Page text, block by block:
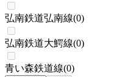
弘南鉄道弘南線(0)
弘南鉄道大鰐線(0)
青い森鉄道線(0)